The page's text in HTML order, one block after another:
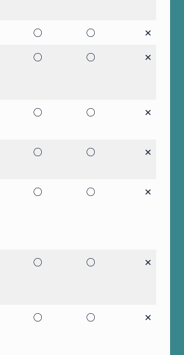
○ ○
✕
○ ○ ✕
○ ○ ✕
○ ○ ✕
○ ○ ✕
○ ○ ✕
○ ○ ✕